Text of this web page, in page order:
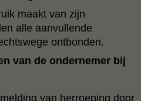
maakt van zijn
alle aanvullende
ontbonden.
van de ondernemer bij
van herroeping door